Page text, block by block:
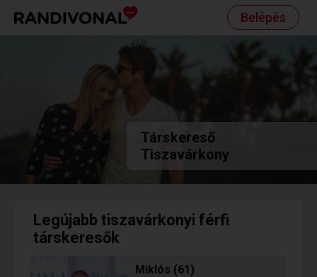
Belépés
Társkereső
Tiszavárkony
Legújabb tiszavárkonyi férfi
társkeresők
Miklós (61)